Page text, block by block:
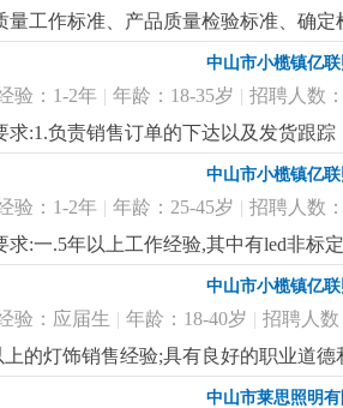
费学习更详细...
量工作标准、产品质量检验标准、确
工作，对所承担的工作负责；岗位要
理，组织相关部门调查、分析协调各
的抽检及产线上的操作工艺流程进行
作任务；更详细...
中山市小榄镇亿
验：1-2年 | 年龄：18-35岁 | 招聘人数
求:1.负责销售订单的下达以及发货跟
4.负责客户投诉的信息接口传递工作
中山市小榄镇亿
验：1-2年 | 年龄：25-45岁 | 招聘人数
求:一.5年以上工作经验,其中有led非标
等相关设计软件。4.认识灯具制作流
子或者结构设计;5.具有良好的交流
理顾全大局;主要负责新产品项目的
迎加入我们的团队！更详细...
中山市小榄镇亿
验：应届生 | 年龄：18-40岁 | 招聘人数
的灯饰销售经验;具有良好的职业道
场开发能力，熟悉电脑操作及相关软
中山市莱思照明